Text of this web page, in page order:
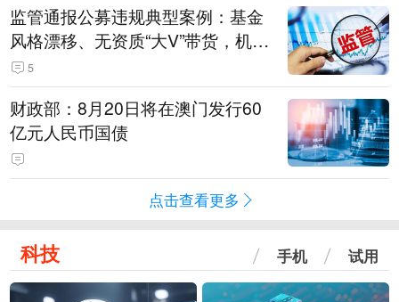
监管通报公募违规典型案例：基金
风格漂移、无资质“大V”带货，机构
被暂停新产品注册3个月
5
财政部：8月20日将在澳门发行60
亿元人民币国债
点击查看更多
科技 手机 试用